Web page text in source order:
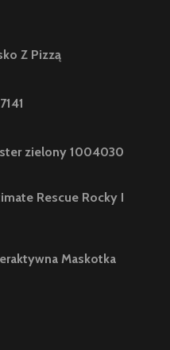
Z Pizzą
zielony 1004030
Rescue Rocky I
Maskotka